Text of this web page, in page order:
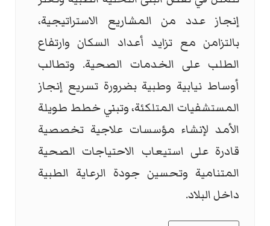
إنجاز عدد من المشاريع الاستراتيجية،
بالتزامن مع تزايد أعداد السكان وارتفاع
الطلب على الخدمات الصحية. وتطالب
أوساط نيابية وطبية بضرورة تسريع إنجاز
المستشفيات المتلكئة، وتبني خطط طويلة
الأمد لإنشاء مؤسسات علاجية تخصصية
قادرة على استيعاب الاحتياجات الصحية
المتنامية وتحسين جودة الرعاية الطبية
داخل البلاد.